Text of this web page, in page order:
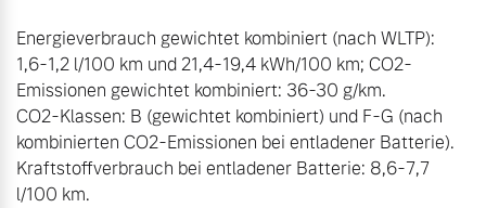
Energieverbrauch gewichtet kombiniert (nach WLTP):
1,6-1,2 l/100 km und 21,4-19,4 kWh/100 km; CO2-
Emissionen gewichtet kombiniert: 36-30 g/km.
CO2-Klassen: B (gewichtet kombiniert) und F-G (nach
kombinierten CO2-Emissionen bei entladener Batterie).
Kraftstoffverbrauch bei entladener Batterie: 8,6-7,7
l/100 km.